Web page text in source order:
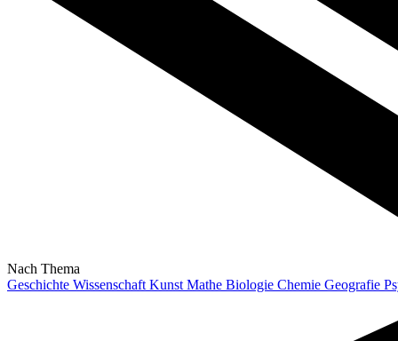
Nach Thema
Geschichte Wissenschaft Kunst Mathe Biologie Chemie Geografie